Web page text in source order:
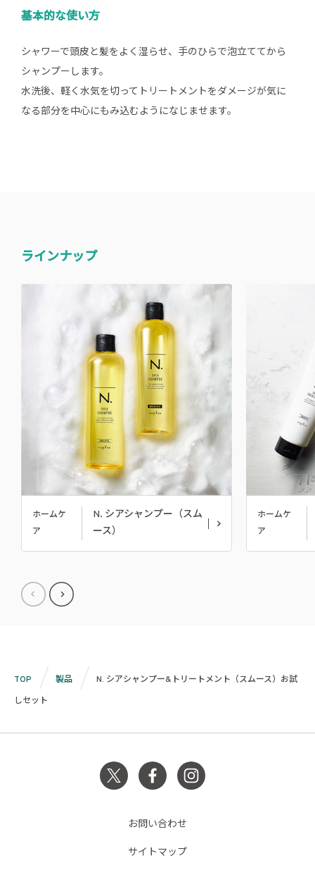
基本的な使い方
シャワーで頭皮と髪をよく湿らせ、手のひらで泡立ててから
シャンプーします。
水洗後、軽く水気を切ってトリートメントをダメージが気に
なる部分を中心にもみ込むようになじませます。
ラインナップ
ホームケ
ア
N. シアシャンプー（スム
ース）
ホームケ
ア
TOP 製品
N. シアシャンプー&トリートメント（スムース）お試
しセット
お問い合わせ
サイトマップ